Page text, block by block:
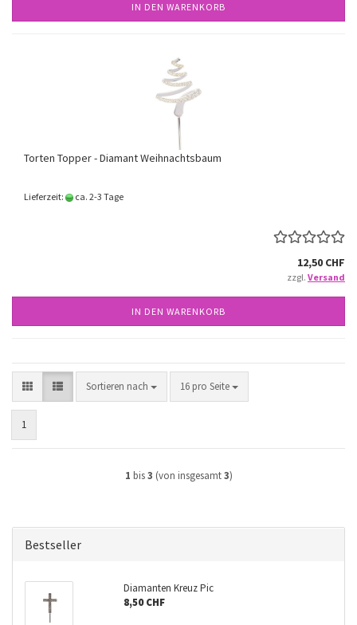
IN DEN WARENKORB
Torten Topper - Diamant Weihnachtsbaum
Lieferzeit: ca. 2-3 Tage
12,50 CHF
zzgl. Versand
IN DEN WARENKORB
Sortieren nach
Sortieren nach 16 pro Seite
pro Seite
1
1 bis3 (von insgesamt3)
Bestseller
Diamanten Kreuz Pic
8,50 CHF